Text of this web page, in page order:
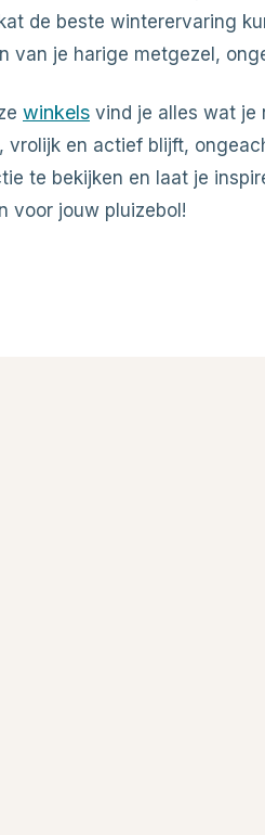
de beste winterervaring
van je harige metgezel,
winkels vind je alles wat je
vrolijk en actief blijft,
te bekijken en laat je
voor jouw pluizebol!